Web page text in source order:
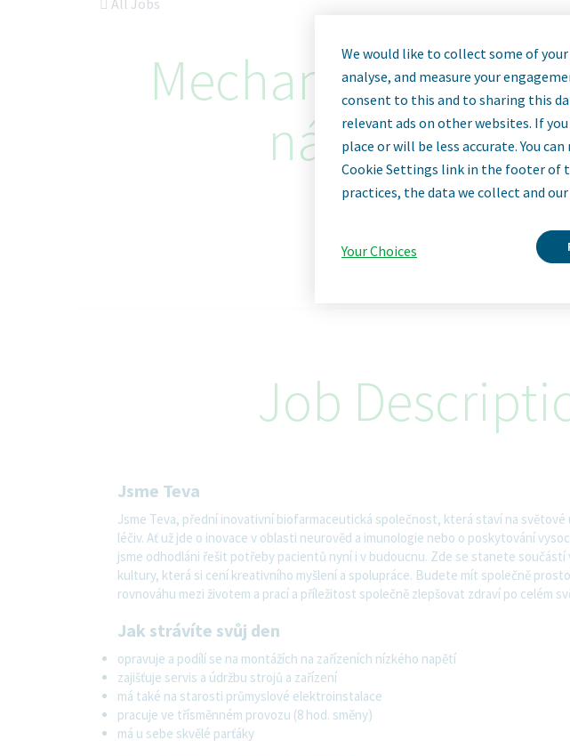
All Jobs
Mechanik
náborový
Job
Jsme Teva
Jsme Teva, přední inovativní biofarmaceutická společnost, která staví na
léčiv. Ať už jde o inovace v oblasti neurověd a imunologie nebo o poskytování
jsme odhodláni řešit potřeby pacientů nyní i v budoucnu. Zde se stanete součástí
kultury, která si cení kreativního myšlení a spolupráce. Budete mít společně
rovnováhu mezi životem a prací a příležitost společně zlepšovat zdraví po celém
Jak strávíte svůj den
opravuje a podílí se na montážích na zařízeních nízkého napětí
zajišťuje servis a údržbu strojů a zařízení
má také na starosti průmyslové elektroinstalace
pracuje ve třísměnném provozu (8 hod. směny)
má u sebe skvělé parťáky
We would like to collect some of
analyse, and measure your
consent to this and to sharing this
relevant ads on other websites. If
place or will be less accurate. You
Cookie Settings link in the footer of
practices, the data we collect and
Your Choices